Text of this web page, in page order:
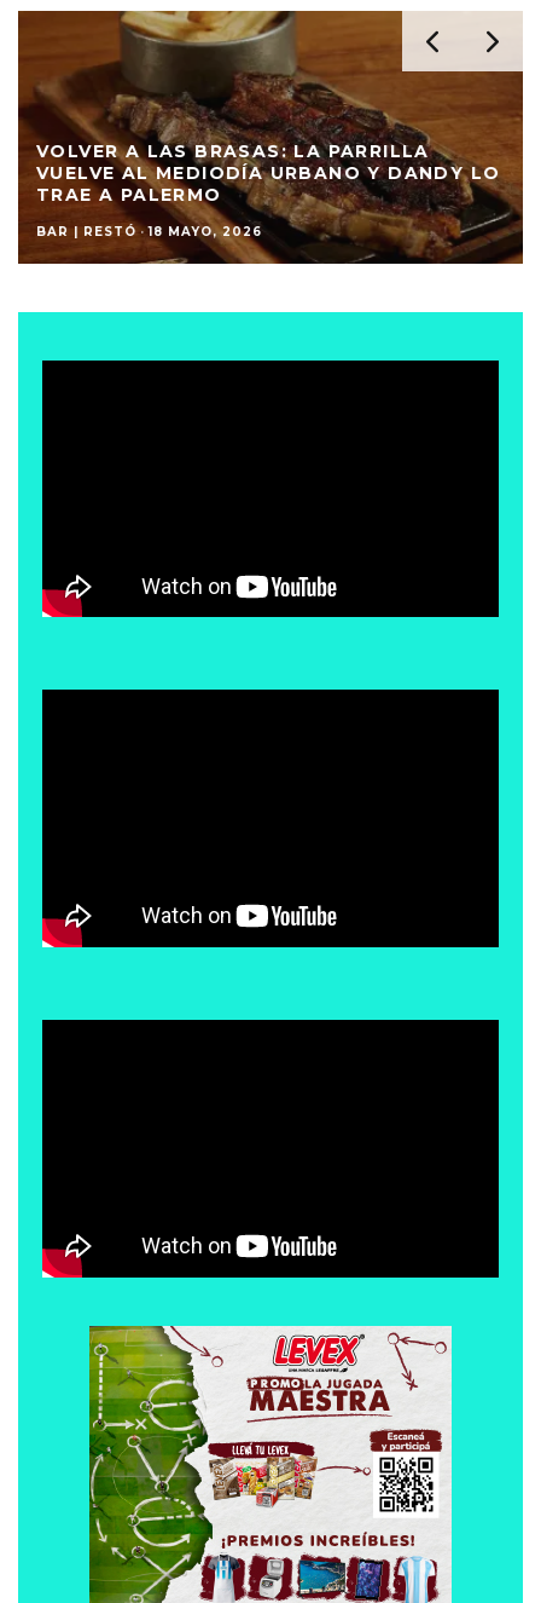
VOLVER A LAS BRASAS: LA PARRILLA
VUELVE AL MEDIODÍA URBANO Y DANDY LO
TRAE A PALERMO
BAR | RESTÓ · 18 MAYO, 2026